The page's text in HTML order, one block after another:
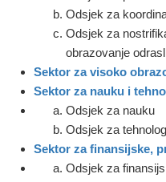
Odsjek za
Odsjek za
obrazovanje
Sektor za visoko
Sektor za nauku i
Odsjek za nauku
Odsjek za
Sektor za finansijske,
Odsjek za